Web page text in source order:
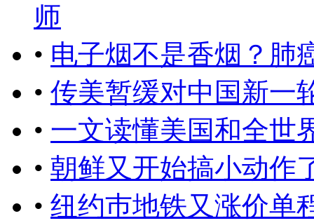
师
• 电子烟不是香烟？肺
• 传美暂缓对中国新一
• 一文读懂美国和全世
• 朝鲜又开始搞小动作
• 纽约巿地铁又涨价单